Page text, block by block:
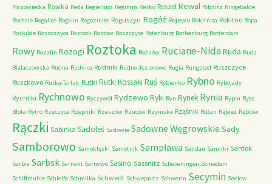
Mazowiecka Rawka Reda Regielnica Regimin Resko Reszel Rewal Ribnitz Ringebalde
Rochale Rogalice Rogalin Rogoziniec Roguszyn Rogóż Rojewo Rokitnica Rokitno Ropa
Roskilde Rossoszyca Rostock Rostow Roszczyce Rotenburg Rothenburg Rotterdam
Rowy Rozalin Rozogi Roztoka Rożnów Ruciane-NidaRuda Ruda
Białaczowska Rudna Rudnica Rudniki Rudno Jeziorowe Rugia Rungsted Ruszczyce
Ruszkowo Rutka-Tartak Rutki Rutki Kossaki Ruś Rybienko Rybno Rybojady
Rychliki Rychnowo Ryczywół Rydzewo Ryki Ryn Rynek Rynia Rypin Ryte
Błota Rytro Rzeczyca Rzepniki Rzeszów Rzuców Rzymsko Rząśnik Różan Rąbież Rąblów
Rączki Sabinka Sadoleś Sadowie Sadowne Węgrowskie Sady
Samborowo Samoklęski Samotnik Sampława Sandau Sanniki Santok
Sarbia Sarbsk Sarnaki Sarnowo Sasino Sassnitz Scheveningen Schiedam
Schiffmuhle Schleife Schmilka Schwedt Schwepnitz Schwerin Secymin Seelow